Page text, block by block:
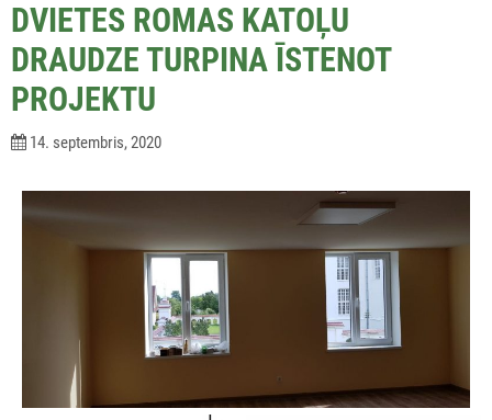
DVIETES ROMAS KATOĻU
DRAUDZE TURPINA ĪSTENOT
PROJEKTU
14. septembris, 2020